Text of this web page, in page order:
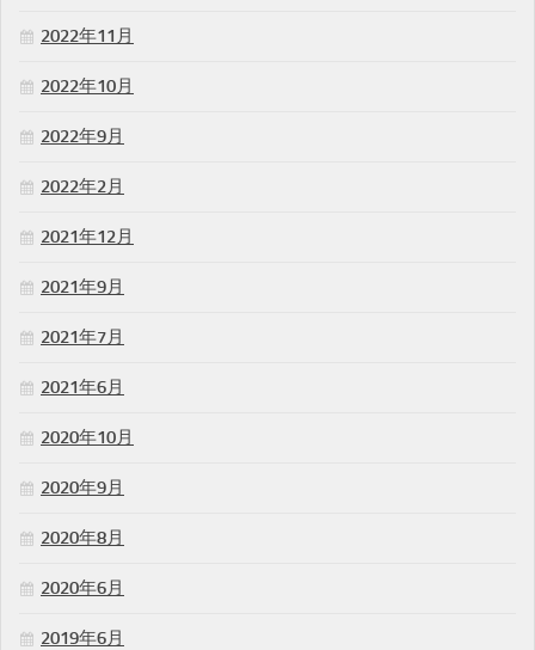
2022年11月
2022年10月
2022年9月
2022年2月
2021年12月
2021年9月
2021年7月
2021年6月
2020年10月
2020年9月
2020年8月
2020年6月
2019年6月